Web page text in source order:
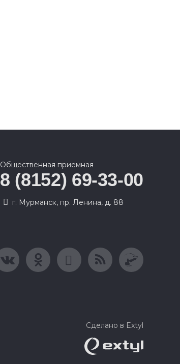
Общественная приемная
8 (8152) 69-33-00
г. Мурманск, пр. Ленина, д. 88
Сделано в Extyl